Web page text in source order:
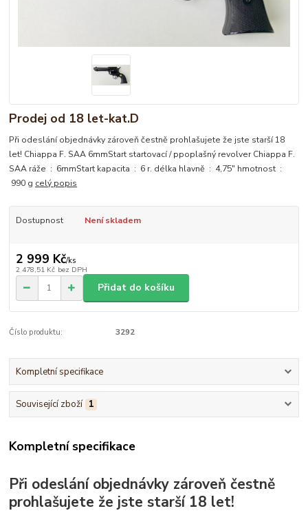
Prodej od 18 let-kat.D
Při odeslání objednávky zároveň čestně prohlašujete že jste starší 18
let! Chiappa F. SAA 6mmStart startovací / ppoplašný revolver Chiappa F.
SAA ráže : 6mmStart kapacita : 6 r. délka hlavně : 4,75" hmotnost :
990 g celý popis
Dostupnost Není skladem
2 999 Kč/ks
2 478,51 Kč bez DPH
Přidat do košíku
Číslo produktu: 3292
Kompletní specifikace
Související zboží 1
Kompletní specifikace
Při odeslání objednávky zároveň čestně
prohlašujete že jste starší 18 let!